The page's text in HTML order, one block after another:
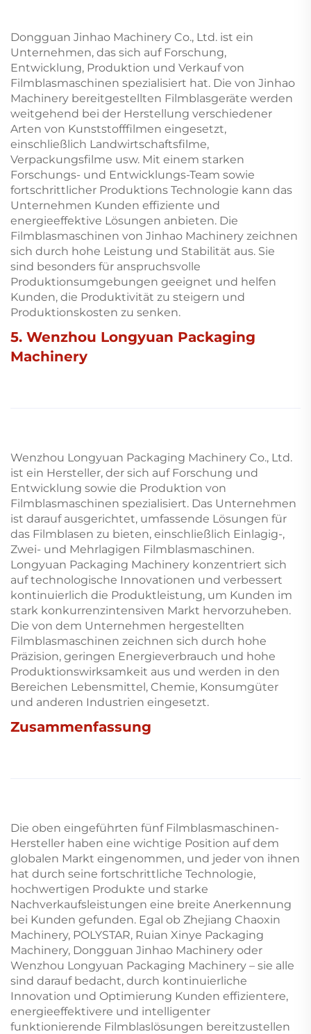
Dongguan Jinhao Machinery Co., Ltd. ist ein
Unternehmen, das sich auf Forschung,
Entwicklung, Produktion und Verkauf von
Filmblasmaschinen spezialisiert hat. Die von Jinhao
Machinery bereitgestellten Filmblasgeräte werden
weitgehend bei der Herstellung verschiedener
Arten von Kunststofffilmen eingesetzt,
einschließlich Landwirtschaftsfilme,
Verpackungsfilme usw. Mit einem starken
Forschungs- und Entwicklungs-Team sowie
fortschrittlicher Produktions Technologie kann das
Unternehmen Kunden effiziente und
energieeffektive Lösungen anbieten. Die
Filmblasmaschinen von Jinhao Machinery zeichnen
sich durch hohe Leistung und Stabilität aus. Sie
sind besonders für anspruchsvolle
Produktionsumgebungen geeignet und helfen
Kunden, die Produktivität zu steigern und
Produktionskosten zu senken.
5. Wenzhou Longyuan Packaging
Machinery
Wenzhou Longyuan Packaging Machinery Co., Ltd.
ist ein Hersteller, der sich auf Forschung und
Entwicklung sowie die Produktion von
Filmblasmaschinen spezialisiert. Das Unternehmen
ist darauf ausgerichtet, umfassende Lösungen für
das Filmblasen zu bieten, einschließlich Einlagig-,
Zwei- und Mehrlagigen Filmblasmaschinen.
Longyuan Packaging Machinery konzentriert sich
auf technologische Innovationen und verbessert
kontinuierlich die Produktleistung, um Kunden im
stark konkurrenzintensiven Markt hervorzuheben.
Die von dem Unternehmen hergestellten
Filmblasmaschinen zeichnen sich durch hohe
Präzision, geringen Energieverbrauch und hohe
Produktionswirksamkeit aus und werden in den
Bereichen Lebensmittel, Chemie, Konsumgüter
und anderen Industrien eingesetzt.
Zusammenfassung
Die oben eingeführten fünf Filmblasmaschinen-
Hersteller haben eine wichtige Position auf dem
globalen Markt eingenommen, und jeder von ihnen
hat durch seine fortschrittliche Technologie,
hochwertigen Produkte und starke
Nachverkaufsleistungen eine breite Anerkennung
bei Kunden gefunden. Egal ob Zhejiang Chaoxin
Machinery, POLYSTAR, Ruian Xinye Packaging
Machinery, Dongguan Jinhao Machinery oder
Wenzhou Longyuan Packaging Machinery – sie alle
sind darauf bedacht, durch kontinuierliche
Innovation und Optimierung Kunden effizientere,
energieeffektivere und intelligenter
funktionierende Filmblaslösungen bereitzustellen